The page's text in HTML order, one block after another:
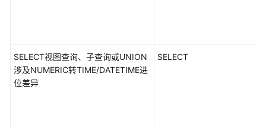
SELECT视图查询、子查询或UNION
涉及NUMERIC转TIME/DATETIME进
位差异
SELECT